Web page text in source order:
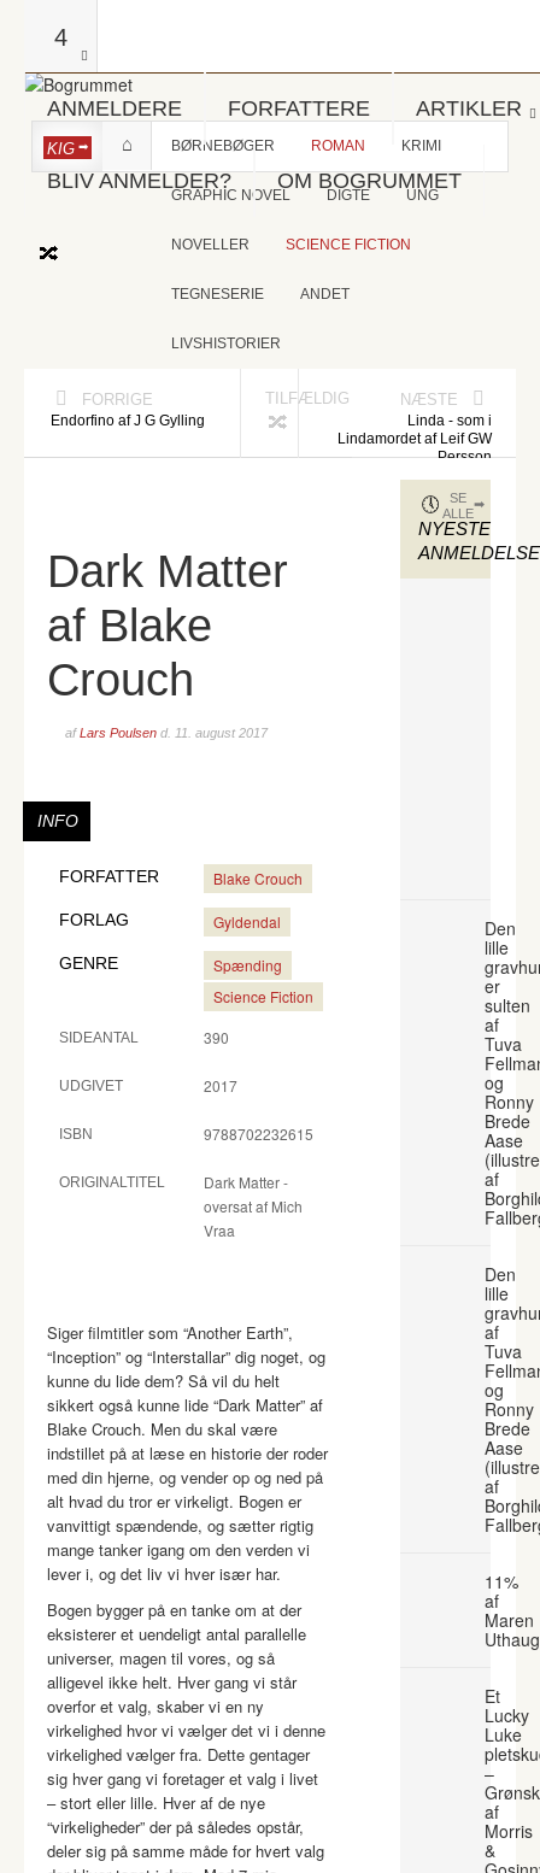
4
ANMELDERE FORFATTERE ARTIKLER
BLIV ANMELDER? OM BOGRUMMET
KIG BØRNEBØGER ROMAN KRIMI
GRAPHIC NOVEL DIGTE UNG
NOVELLER SCIENCE FICTION
TEGNESERIE ANDET
LIVSHISTORIER
FORRIGE
Endorfino af J G Gylling
TILFÆLDIG NÆSTE
Linda - som i
Lindamordet af Leif GW
Persson
Dark Matter
af Blake
Crouch
afLars Poulsen d. 11. august 2017
INFO
FORFATTER Blake Crouch
FORLAG Gyldendal
GENRE
Spænding
Science Fiction
SIDEANTAL 390
UDGIVET 2017
ISBN 9788702232615
ORIGINALTITEL
Dark Matter -
oversat af Mich
Vraa
Siger filmtitler som “Another Earth”,
“Inception” og “Interstallar” dig noget, og
kunne du lide dem? Så vil du helt
sikkert også kunne lide “Dark Matter” af
Blake Crouch. Men du skal være
indstillet på at læse en historie der roder
med din hjerne, og vender op og ned på
alt hvad du tror er virkeligt. Bogen er
vanvittigt spændende, og sætter rigtig
mange tanker igang om den verden vi
lever i, og det liv vi hver især har.
Bogen bygger på en tanke om at der
eksisterer et uendeligt antal parallelle
universer, magen til vores, og så
alligevel ikke helt. Hver gang vi står
overfor et valg, skaber vi en ny
virkelighed hvor vi vælger det vi i denne
virkelighed vælger fra. Dette gentager
sig hver gang vi foretager et valg i livet
– stort eller lille. Hver af de nye
“virkeligheder” der på således opstår,
deler sig på samme måde for hvert valg
NYESTE
SE
ALLE
Den
lille
er
sulten
af
Tuva
og
Ronny
Brede
Aase
af
Den
lille
af
Tuva
og
Ronny
Brede
Aase
af
11%
af
Maren
Uthaug
Et
Lucky
Luke
–
af
Morris
&